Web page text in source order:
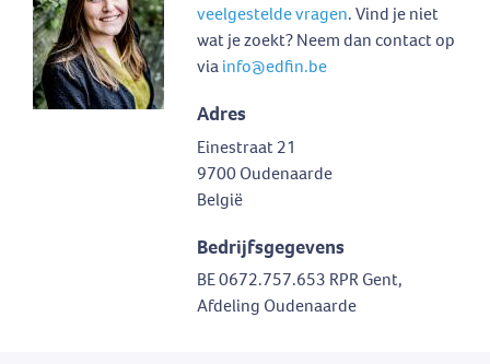
veelgestelde vragen. Vind je niet
wat je zoekt? Neem dan contact op
viainfo@edfin.be
Adres
Einestraat 21
9700 Oudenaarde
België
Bedrijfsgegevens
BE 0672.757.653 RPR Gent,
Afdeling Oudenaarde